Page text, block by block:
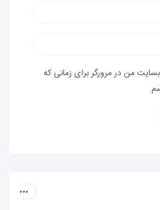
من در مرورگر برای زمانی که